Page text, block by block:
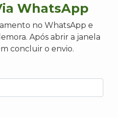
WhatsApp
no WhatsApp e
Após abrir a janela
concluir o envio.